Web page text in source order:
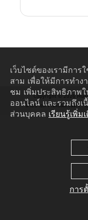
Copyright © 2026
นโยบายความเป็นส่วนตัว
เว็บไซต์ของเรามีกา
สาม เพื่อให้มีการทำง
ชม เพิ่มประสิทธิภาพ
ออนไลน์ และรวมถึง
ส่วนบุคคล เรียนรู้เพิ่ม
การ